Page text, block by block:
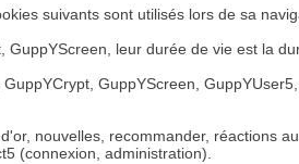
suivants sont utilisés lors de sa
leur durée de vie est la
GuppYScreen,
nouvelles, recommander, réactions
(connexion, administration).